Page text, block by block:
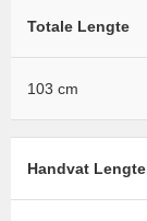
Totale Lengte
103 cm
Handvat Lengte